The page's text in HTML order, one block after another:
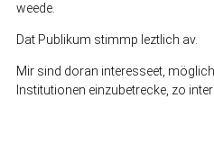
weede.
Dat Publikum stimmp leztlich av.
Mir sind doran interesseet,
Institutionen einzubetrecke, zo